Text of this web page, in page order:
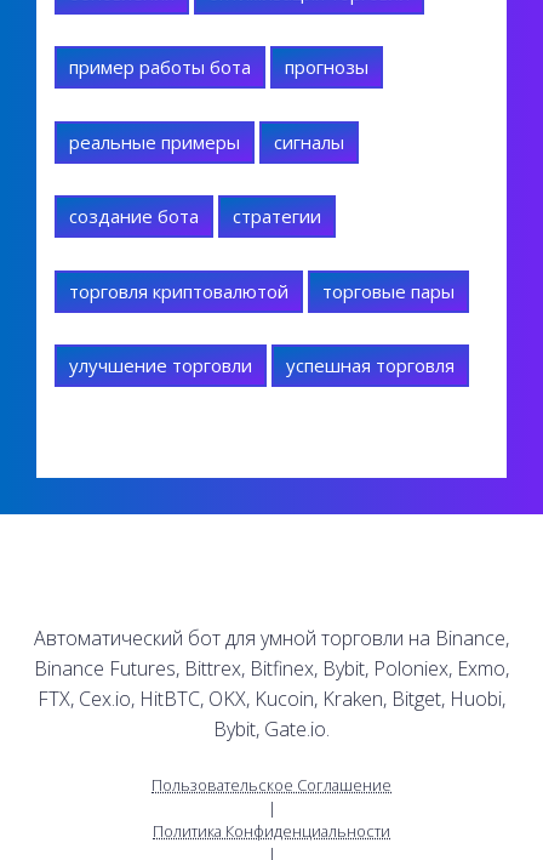
пример работы бота прогнозы
реальные примеры сигналы
создание бота стратегии
торговля криптовалютой торговые пары
улучшение торговли успешная торговля
Автоматический бот для умной торговли на Binance,
Binance Futures, Bittrex, Bitfinex, Bybit, Poloniex, Exmo,
FTX, Cex.io, HitBTC, OKX, Kucoin, Kraken, Bitget, Huobi,
Bybit, Gate.io.
Пользовательское Соглашение
|
Политика Конфиденциальности
|